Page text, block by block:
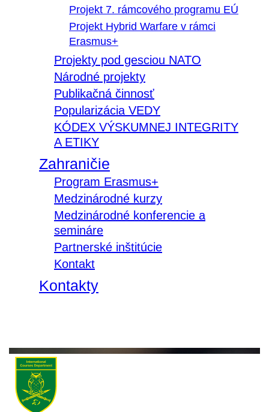
Projekt 7. rámcového programu EÚ
Projekt Hybrid Warfare v rámci
Erasmus+
Projekty pod gesciou NATO
Národné projekty
Publikačná činnosť
Popularizácia VEDY
KÓDEX VÝSKUMNEJ INTEGRITY
A ETIKY
Zahraničie
Program Erasmus+
Medzinárodné kurzy
Medzinárodné konferencie a
semináre
Partnerské inštitúcie
Kontakt
Kontakty